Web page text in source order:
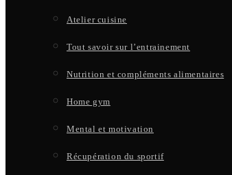
Atelier cuisine
Tout savoir sur l’entrainement
Nutrition et compléments alimentaires
Home gym
Mental et motivation
Récupération du sportif